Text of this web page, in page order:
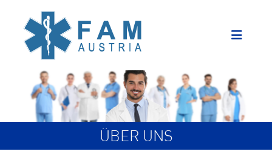
ÜBER UNS